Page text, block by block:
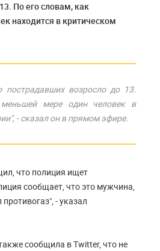
По его словам, как
находится в критическом
пострадавших возросло до 13.
мере один человек в
- сказал он в прямом эфире.
что полиция ищет
сообщает, что это мужчина,
- указал
сообщила в Twitter, что не